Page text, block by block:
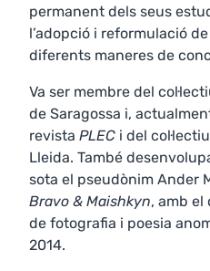
permanent dels seus
l’adopció i reformulació
diferents maneres de
Va ser membre del
de Saragossa i,
revista PLEC i del
Lleida. També
sota el pseudònim Ander
Bravo & Maishkyn, amb
de fotografia i poesia
2014.